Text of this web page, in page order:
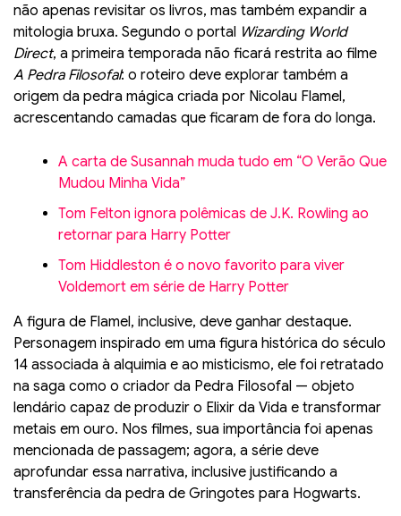
não apenas revisitar os livros, mas também expandir a
mitologia bruxa. Segundo o portal Wizarding World
Direct, a primeira temporada não ficará restrita ao filme
A Pedra Filosofal: o roteiro deve explorar também a
origem da pedra mágica criada por Nicolau Flamel,
acrescentando camadas que ficaram de fora do longa.
A carta de Susannah muda tudo em “O Verão Que
Mudou Minha Vida”
Tom Felton ignora polêmicas de J.K. Rowling ao
retornar para Harry Potter
Tom Hiddleston é o novo favorito para viver
Voldemort em série de Harry Potter
A figura de Flamel, inclusive, deve ganhar destaque.
Personagem inspirado em uma figura histórica do século
14 associada à alquimia e ao misticismo, ele foi retratado
na saga como o criador da Pedra Filosofal — objeto
lendário capaz de produzir o Elixir da Vida e transformar
metais em ouro. Nos filmes, sua importância foi apenas
mencionada de passagem; agora, a série deve
aprofundar essa narrativa, inclusive justificando a
transferência da pedra de Gringotes para Hogwarts.